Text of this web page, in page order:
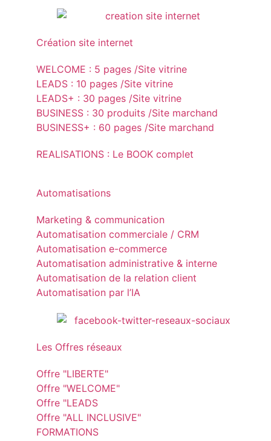
Création site internet
WELCOME : 5 pages /Site vitrine
LEADS : 10 pages /Site vitrine
LEADS+ : 30 pages /Site vitrine
BUSINESS : 30 produits /Site marchand
BUSINESS+ : 60 pages /Site marchand
REALISATIONS : Le BOOK complet
Automatisations
Marketing & communication
Automatisation commerciale / CRM
Automatisation e-commerce
Automatisation administrative & interne
Automatisation de la relation client
Automatisation par l’IA
Les Offres réseaux
Offre "LIBERTE"
Offre "WELCOME"
Offre "LEADS
Offre "ALL INCLUSIVE"
FORMATIONS